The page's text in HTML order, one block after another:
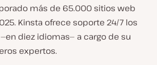
más de 65.000 sitios web
Kinsta ofrece soporte 24/7 los
diez idiomas— a cargo de su
expertos.